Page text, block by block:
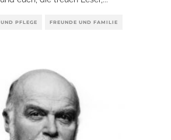
PFLEGE FREUNDE UND FAMILIE